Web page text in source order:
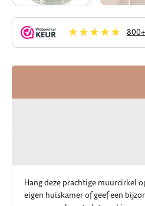
★★★★★
Hang deze prachtige muurcirkel
eigen huiskamer of geef een